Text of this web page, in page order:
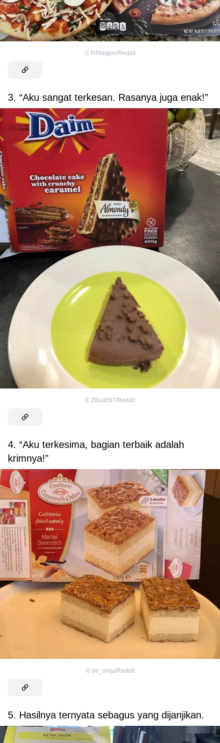
© RPbbgun/Reddit
3. “Aku sangat terkesan. Rasanya juga enak!”
© ZRudd97/Reddit
4. “Aku terkesima, bagian terbaik adalah
krimnya!”
© de_ninja/Reddit
5. Hasilnya ternyata sebagus yang dijanjikan.